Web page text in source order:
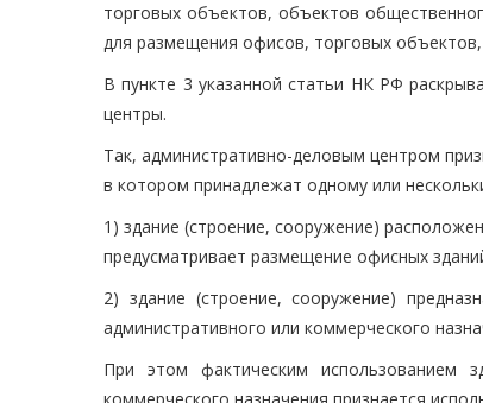
торговых объектов, объектов
для размещения офисов, торговых
В пункте 3 указанной статьи НК РФ
центры.
Так, административно-деловым центром
в котором принадлежат одному или
1) здание (строение, сооружение)
предусматривает размещение офисных
2) здание (строение, сооружение)
административного или коммерческого
При этом фактическим использованием